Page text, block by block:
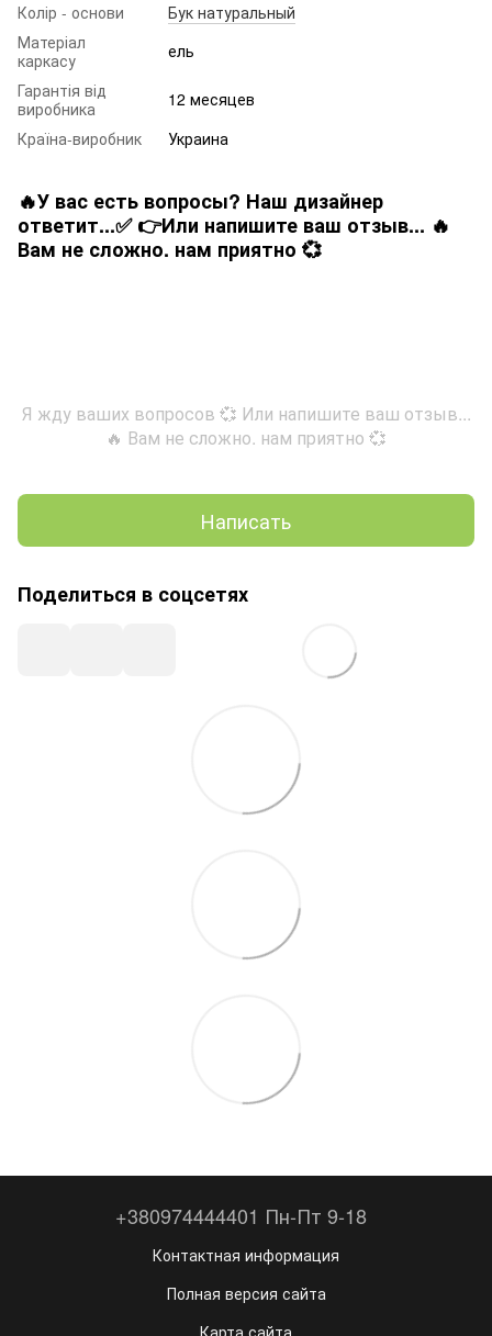
Колір - основи
Бук натуральный
Матеріал
каркасу
ель
Гарантія від
виробника
12 месяцев
Країна-виробник
Украина
🔥У вас есть вопросы? Наш дизайнер
ответит...✅ 👉Или напишите ваш отзыв... 🔥
Вам не сложно. нам приятно 💞
Я жду ваших вопросов 💞 Или напишите ваш отзыв...
🔥 Вам не сложно. нам приятно 💞
Написать
Поделиться в соцсетях
+380974444401 Пн-Пт 9-18
Контактная информация
Полная версия сайта
Карта сайта